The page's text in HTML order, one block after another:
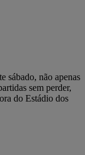
sábado, não apenas
sem perder,
do Estádio dos